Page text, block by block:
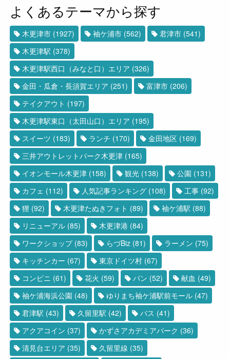
よくあるテーマから探す
木更津市 (1927) 袖ケ浦市 (562) 君津市 (541)
木更津駅 (378)
木更津駅西口（みなと口）エリア (326)
金田・瓜倉・長須賀エリア (251) 富津市 (206)
テイクアウト (197)
木更津駅東口（太田山口）エリア (195)
スイーツ (183) ランチ (170) 金田地区 (169)
三井アウトレットパーク木更津 (165)
イオンモール木更津 (158) 観光 (138) 公園 (131)
カフェ (112) 人気記事ランキング (108) 工事 (92)
狸 (92) 木更津たぬきフォト (89) 袖ケ浦駅 (88)
リニューアル (85) 木更津港 (84)
ワークショップ(83) らづBiz (81) ラーメン (75)
キッチンカー (67) 東京ドイツ村 (67)
コンビニ (61) 花火 (59) パン (52) 献血 (49)
袖ケ浦海浜公園 (48) ゆりまち袖ケ浦駅前モール (47)
君津駅 (43) 久留里駅 (42) バス (41)
アクアコイン (37) かずさアカデミアパーク (36)
清見台エリア (35) 久留里線 (35)